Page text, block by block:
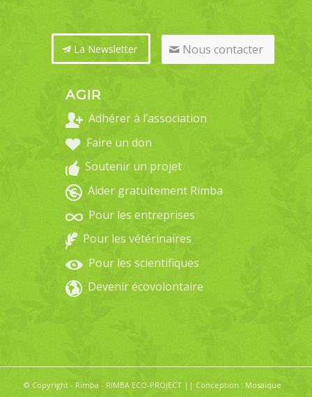
La Newsletter Nous contacter
AGIR
Adhérer à l’association
Faire un don
Soutenir un projet
Aider gratuitement Rimba
Pour les entreprises
Pour les vétérinaires
Pour les scientifiques
Devenir écovolontaire
© Copyright - Rimba - RIMBA ECO-PROJECT || Conception : Mosaïque